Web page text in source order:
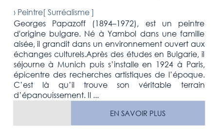
› Peintre[ Surréalisme]
Georges Papazoff (1894–1972), est un peintre
d'origine bulgare. Né à Yambol dans une famille
aisée, il grandit dans un environnement ouvert aux
échanges culturels.Après des études en Bulgarie, il
séjourne à Munich puis s’installe en 1924 à Paris,
épicentre des recherches artistiques de l’époque.
C’est là qu’il trouve son véritable terrain
d’épanouissement. Il ...
EN SAVOIR PLUS